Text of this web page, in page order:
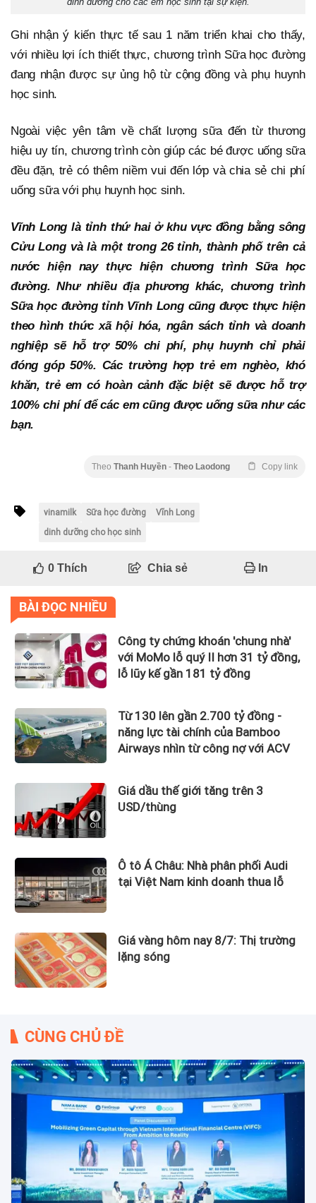
Ghi nhận ý kiến thực tế sau 1 năm triển khai cho thấy,
với nhiều lợi ích thiết thực, chương trình Sữa học đường
đang nhận được sự ủng hộ từ cộng đồng và phụ huynh
học sinh.
Ngoài việc yên tâm về chất lượng sữa đến từ thương
hiệu uy tín, chương trình còn giúp các bé được uống sữa
đều đặn, trẻ có thêm niềm vui đến lớp và chia sẻ chi phí
uống sữa với phụ huynh học sinh.
Vĩnh Long là tỉnh thứ hai ở khu vực đồng bằng sông
Cửu Long và là một trong 26 tỉnh, thành phố trên cả
nước hiện nay thực hiện chương trình Sữa học
đường. Như nhiều địa phương khác, chương trình
Sữa học đường tỉnh Vĩnh Long cũng được thực hiện
theo hình thức xã hội hóa, ngân sách tỉnh và doanh
nghiệp sẽ hỗ trợ 50% chi phí, phụ huynh chỉ phải
đóng góp 50%. Các trường hợp trẻ em nghèo, khó
khăn, trẻ em có hoàn cảnh đặc biệt sẽ được hỗ trợ
100% chi phí để các em cũng được uống sữa như các
bạn.
Theo Thanh Huyền - Theo Laodong Copy link
vinamilk Sữa học đường
Vĩnh Long
dinh dưỡng cho học sinh
0Thích Chia sẻ In
BÀI ĐỌC NHIỀU
Công ty chứng khoán 'chung nhà'
với MoMo lỗ quý II hơn 31 tỷ đồng,
lỗ lũy kế gần 181 tỷ đồng
Từ 130 lên gần 2.700 tỷ đồng -
năng lực tài chính của Bamboo
Airways nhìn từ công nợ với ACV
Giá dầu thế giới tăng trên 3
USD/thùng
Ô tô Á Châu: Nhà phân phối Audi
tại Việt Nam kinh doanh thua lỗ
Giá vàng hôm nay 8/7: Thị trường
lặng sóng
CÙNG CHỦ ĐỀ